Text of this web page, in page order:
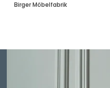
Birger Möbelfabrik